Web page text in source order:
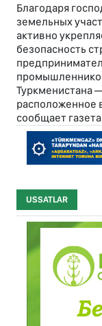
Благодаря
земельных
активно
безопасность
Туркменистана
расположенное
сообщает газета
USSATLAR